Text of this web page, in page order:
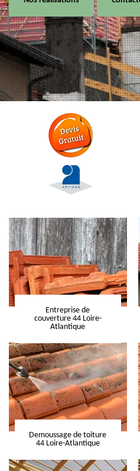
Entreprise de
couverture 44 Loire-
Atlantique
Demoussage de toiture
44 Loire-Atlantique